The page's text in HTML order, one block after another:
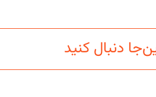
دنبال کنید